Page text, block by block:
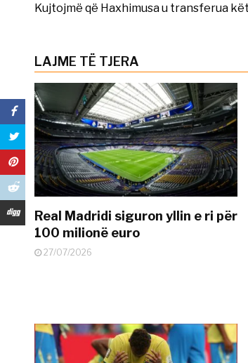
Kujtojmë që Haxhimusa u transferua
LAJME TË TJERA
Real Madridi siguron yllin e ri për
100 milionë euro
27/07/2026